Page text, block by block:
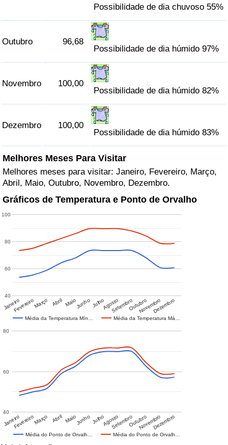
Possibilidade de dia chuvoso 55%
Outubro 96,68
Possibilidade de dia húmido 97%
Novembro 100,00
Possibilidade de dia húmido 82%
Dezembro 100,00
Possibilidade de dia húmido 83%
Melhores Meses Para Visitar
Melhores meses para visitar: Janeiro, Fevereiro, Março,
Abril, Maio, Outubro, Novembro, Dezembro.
Gráficos de Temperatura e Ponto de Orvalho
Média da Temperatura Mín… Média da Temperatura Má…
JaneiroFevereiroMarço Abril MaioJunho JulhoAgostoSetembroOutubroNovembroDezembro
40
60
80
100
Média do Ponto de Orvalh… Média do Ponto de Orvalh…
JaneiroFevereiroMarço Abril MaioJunho JulhoAgostoSetembroOutubroNovembroDezembro
40
60
80